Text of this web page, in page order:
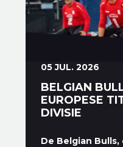
05 JUL. 2026
BELGIAN
EUROPESE
DIVISIE
De Belgian